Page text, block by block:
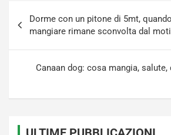
articoli
Dorme con un pitone di 5mt,
mangiare rimane sconvolta dal
Canaan dog: cosa mangia,